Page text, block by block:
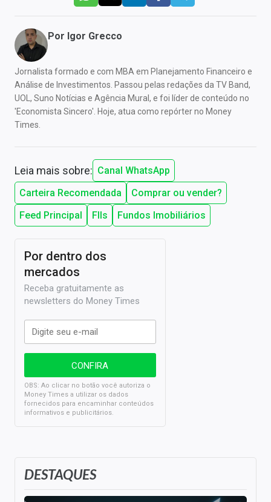
Por Igor Grecco
Jornalista formado e com MBA em Planejamento Financeiro e
Análise de Investimentos. Passou pelas redações da TV Band,
UOL, Suno Notícias e Agência Mural, e foi líder de conteúdo no
'Economista Sincero'. Hoje, atua como repórter no Money
Times.
Leia mais sobre: Canal WhatsApp
Carteira Recomendada
Comprar ou vender?
Feed Principal
FIIs Fundos Imobiliários
DESTAQUES
Por dentro dos
mercados
Receba gratuitamente as
newsletters do Money Times
OBS: Ao clicar no botão você autoriza o
Money Times a utilizar os dados
fornecidos para encaminhar conteúdos
informativos e publicitários.